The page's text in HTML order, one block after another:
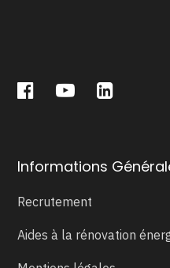
Informations
Recrutement
Aides à la rénovation